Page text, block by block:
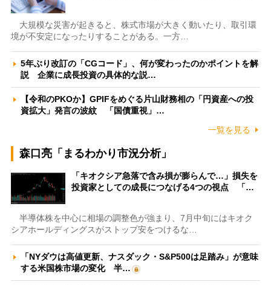
大規模な災害が起きると、株式市場が大きく動いたり、取引環
境が不安定になったりすることがある。一方…
5年ぶり改訂の「CGコード」、何が変わったのかポイントを解
説 企業に成長投資の具体的な説…
【令和のPKOか】GPIFをめぐる片山財務相の「円資産への投
資拡大」発言の波紋 「国債重視」…
一覧を見る
森口亮「まるわかり市況分析」
「キオクシア急落で含み損が膨らんで…」損失を
投資家としての成長につなげる4つの視点 「…
半導体株を中心に相場の調整色が強まり、7月中旬にはキオク
シアホールディングスがストップ安をつけるな…
「NYダウは高値更新、ナスダック・S&P500は足踏み」が意味
する米国株市場の変化 半…